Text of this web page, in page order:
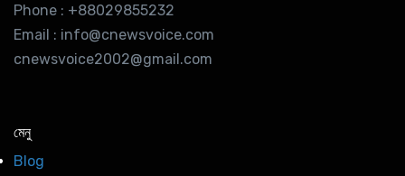
Phone : +88029855232
Email : info@cnewsvoice.com
cnewsvoice2002@gmail.com
মেনু
Blog